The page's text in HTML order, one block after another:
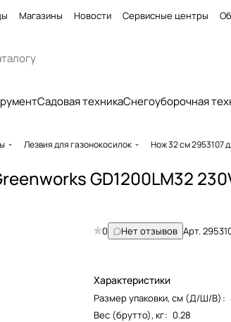
Магазины Новости Сервисные центры
Садовая техникаСнегоуборочная
Лезвия для газонокосилок Нож 32 см 2953107
GD1200LM32
0 Нет отзывов Арт.
Характеристики
Размер упаковки, см (Д/Ш/В) :
Вес (брутто), кг: 0.28